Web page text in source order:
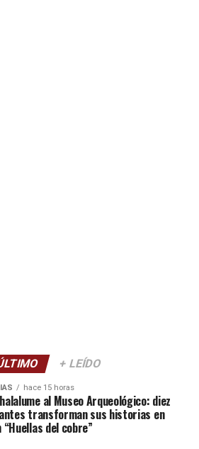
+ LEÍDO
hace 15 horas
al Museo Arqueológico: diez
transforman sus historias en
del cobre”